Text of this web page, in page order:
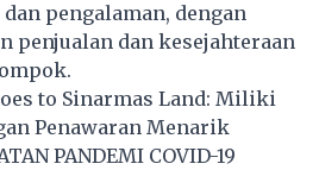
pengalaman, dengan
penjualan dan kesejahteraan
to Sinarmas Land: Miliki
Penawaran Menarik
PANDEMI COVID-19